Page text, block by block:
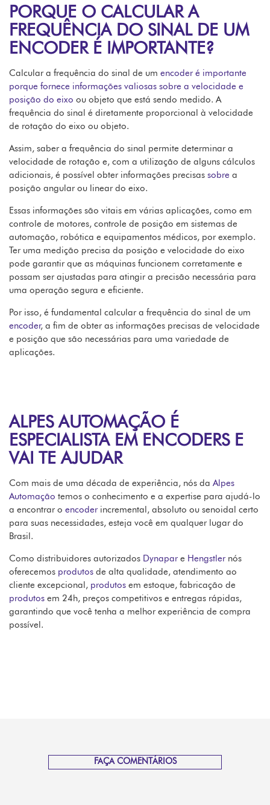
PORQUE O CALCULAR A
FREQUÊNCIA DO SINAL DE UM
ENCODER É IMPORTANTE?
Calcular a frequência do sinal de um encoder é importante
porque fornece informações valiosas sobre a velocidade e
posição do eixo ou objeto que está sendo medido. A
frequência do sinal é diretamente proporcional à velocidade
de rotação do eixo ou objeto.
Assim, saber a frequência do sinal permite determinar a
velocidade de rotação e, com a utilização de alguns cálculos
adicionais, é possível obter informações precisas sobre a
posição angular ou linear do eixo.
Essas informações são vitais em várias aplicações, como em
controle de motores, controle de posição em sistemas de
automação, robótica e equipamentos médicos, por exemplo.
Ter uma medição precisa da posição e velocidade do eixo
pode garantir que as máquinas funcionem corretamente e
possam ser ajustadas para atingir a precisão necessária para
uma operação segura e eficiente.
Por isso, é fundamental calcular a frequência do sinal de um
encoder, a fim de obter as informações precisas de velocidade
e posição que são necessárias para uma variedade de
aplicações.
ALPES AUTOMAÇÃO É
ESPECIALISTA EM ENCODERS E
VAI TE AJUDAR
Com mais de uma década de experiência, nós da Alpes
Automação temos o conhecimento e a expertise para ajudá-lo
a encontrar o encoder incremental, absoluto ou senoidal certo
para suas necessidades, esteja você em qualquer lugar do
Brasil.
Como distribuidores autorizados Dynapar e Hengstler nós
oferecemos produtos de alta qualidade, atendimento ao
cliente excepcional, produtos em estoque, fabricação de
produtos em 24h, preços competitivos e entregas rápidas,
garantindo que você tenha a melhor experiência de compra
possível.
FAÇA COMENTÁRIOS